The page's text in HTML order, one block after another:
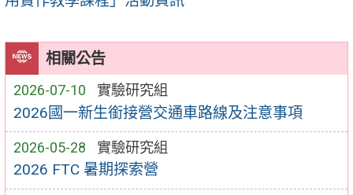
相關公告
2026-07-10 實驗研究組
2026國一新生銜接營交通車路線及注意事項
2026-05-28 實驗研究組
2026 FTC 暑期探索營